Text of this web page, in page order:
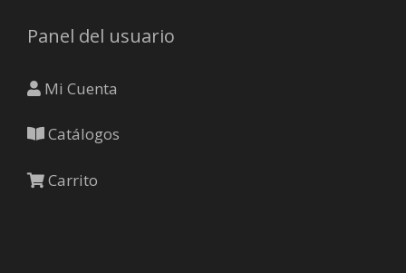
Panel del usuario
Mi Cuenta
Catálogos
Carrito